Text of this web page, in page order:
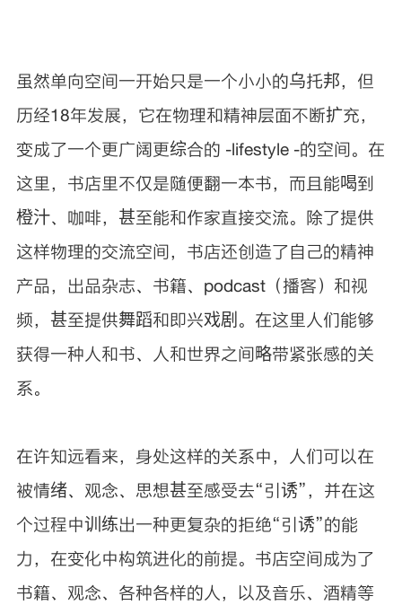
虽然单向空间一开始只是一个小小的乌托邦，但
历经18年发展，它在物理和精神层面不断扩充，
变成了一个更广阔更综合的 -lifestyle -的空间。在
这里，书店里不仅是随便翻一本书，而且能喝到
橙汁、咖啡，甚至能和作家直接交流。除了提供
这样物理的交流空间，书店还创造了自己的精神
产品，出品杂志、书籍、podcast（播客）和视
频，甚至提供舞蹈和即兴戏剧。在这里人们能够
获得一种人和书、人和世界之间略带紧张感的关
系。
在许知远看来，身处这样的关系中，人们可以在
被情绪、观念、思想甚至感受去“引诱”，并在这
个过程中训练出一种更复杂的拒绝“引诱”的能
力，在变化中构筑进化的前提。书店空间成为了
书籍、观念、各种各样的人，以及音乐、酒精等